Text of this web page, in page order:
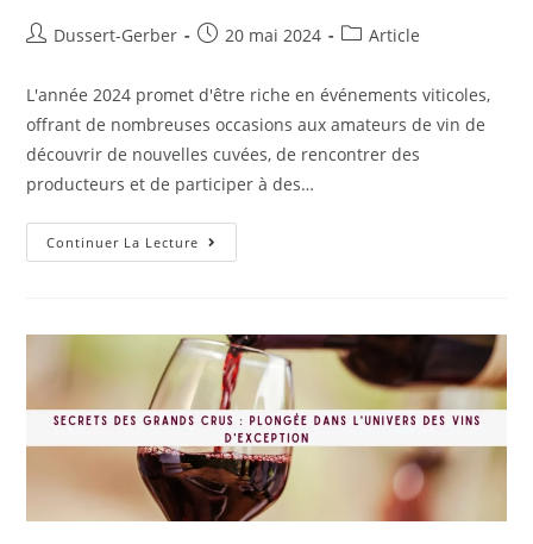
Dussert-Gerber 20 mai 2024 Article
L'année 2024 promet d'être riche en événements viticoles,
offrant de nombreuses occasions aux amateurs de vin de
découvrir de nouvelles cuvées, de rencontrer des
producteurs et de participer à des…
Continuer La Lecture